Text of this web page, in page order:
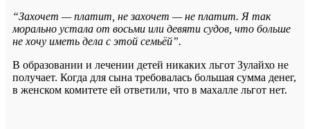
“Захочет — платит, не захочет — не платит. Я так
морально устала от восьми или девяти судов, что больше
не хочу иметь дела с этой семьёй”.
В образовании и лечении детей никаких льгот Зулайхо не
получает. Когда для сына требовалась большая сумма денег,
в женском комитете ей ответили, что в махалле льгот нет.